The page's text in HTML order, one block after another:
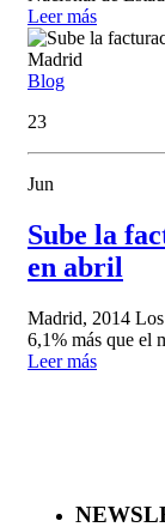
Leer más
Blog
23
Jun
Sube la
en abril
Madrid, 2014 Los
6,1% más que el
Leer más